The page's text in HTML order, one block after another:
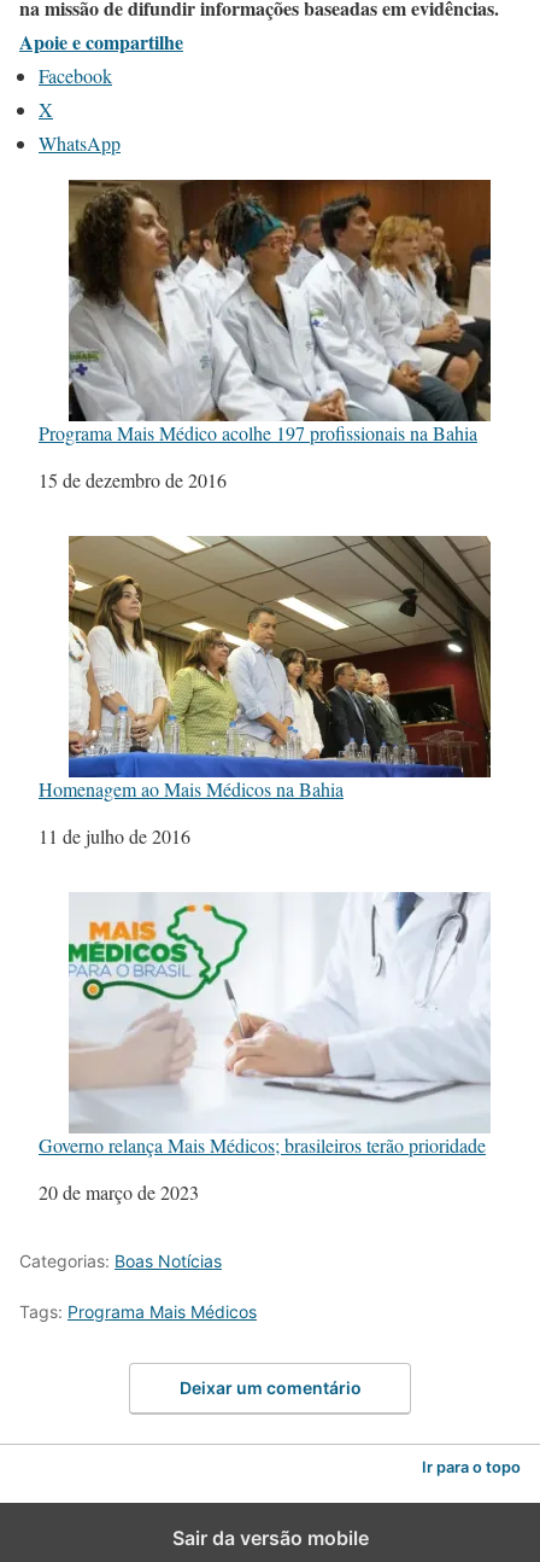
na missão de difundir informações baseadas em evidências.
Apoie e compartilhe
Facebook
X
WhatsApp
Programa Mais Médico acolhe 197 profissionais na Bahia
Data
15 de dezembro de 2016
Homenagem ao Mais Médicos na Bahia
Data
11 de julho de 2016
Governo relança Mais Médicos; brasileiros terão prioridade
Data
20 de março de 2023
Categorias: Boas Notícias
Tags: Programa Mais Médicos
Deixar um comentário
Ir para o topo
Sair da versão mobile